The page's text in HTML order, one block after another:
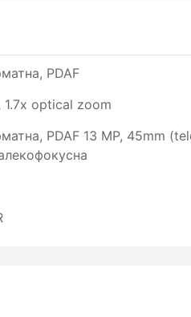
PDAF
1.7x optical zoom
PDAF 13 MP, 45mm